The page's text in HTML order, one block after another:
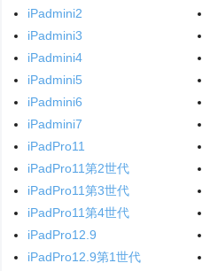
iPadmini2
iPadmini3
iPadmini4
iPadmini5
iPadmini6
iPadmini7
iPadPro11
iPadPro11第2世代
iPadPro11第3世代
iPadPro11第4世代
iPadPro12.9
iPadPro12.9第1世代